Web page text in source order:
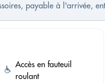
payable à l'arrivée,
Accès en fauteuil
roulant